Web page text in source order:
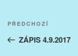
příspěvek
Předchozí
příspěvek
PŘEDCHOZÍ
ZÁPIS 4.9.2017